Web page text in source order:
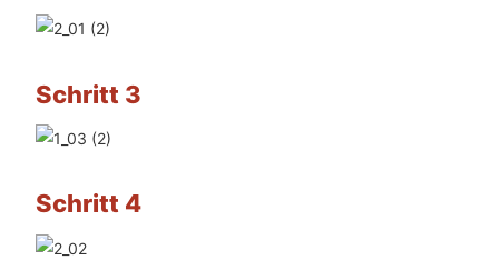
Schritt 3
Schritt 4